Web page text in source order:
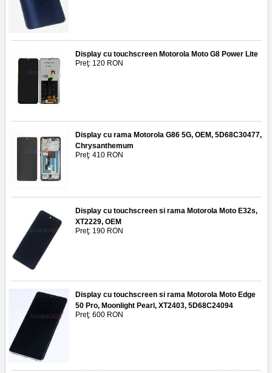
Display cu touchscreen Motorola Moto G8 Power Lite
Preţ: 120 RON
Display cu rama Motorola G86 5G, OEM, 5D68C30477,
Chrysanthemum
Preţ: 410 RON
Display cu touchscreen si rama Motorola Moto E32s,
XT2229, OEM
Preţ: 190 RON
Display cu touchscreen si rama Motorola Moto Edge
50 Pro, Moonlight Pearl, XT2403, 5D68C24094
Preţ: 600 RON